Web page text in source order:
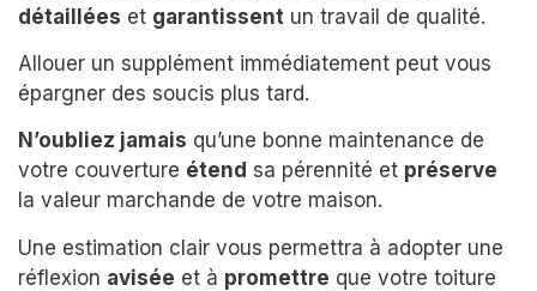
détaillées et garantissent un travail de qualité.
Allouer un supplément immédiatement peut vous
épargner des soucis plus tard.
N’oubliez jamais qu’une bonne maintenance de
votre couverture étend sa pérennité et préserve
la valeur marchande de votre maison.
Une estimation clair vous permettra à adopter une
réflexion avisée et à promettre que votre toiture